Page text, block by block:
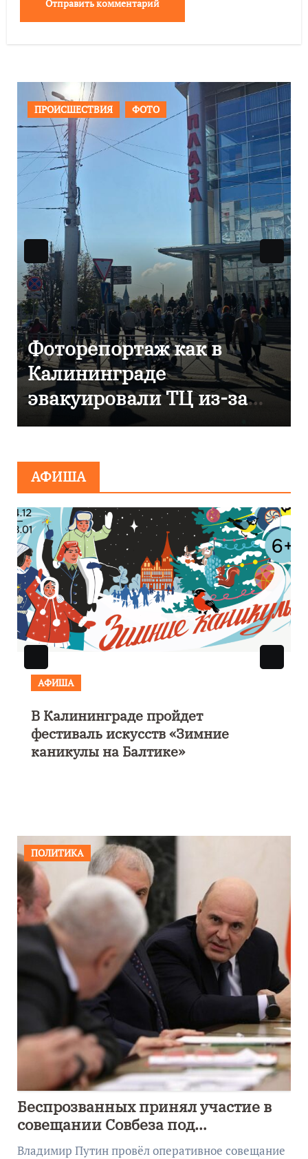
ПРОИСШЕСТВИЯ ФОТО
Фоторепортаж как в
Калининграде
эвакуировали ТЦ из-за
сообщения о
В
АФИША
АФИША
В Калининграде пройдет
фестиваль искусств «Зимние
каникулы на Балтике»
ПОЛИТИКА
Беспрозванных принял участие в
совещании Совбеза под
руководством Путина
Владимир Путин провёл оперативное совещание